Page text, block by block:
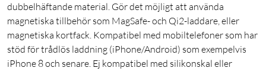
dubbelhäftande material. Gör det möjligt att använda
magnetiska tillbehör som MagSafe- och Qi2-laddare, eller
magnetiska kortfack. Kompatibel med mobiltelefoner som har
stöd för trådlös laddning (iPhone/Android) som exempelvis
iPhone 8 och senare. Ej kompatibel med silikonskal eller